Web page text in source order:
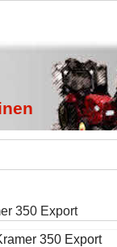
350 Export